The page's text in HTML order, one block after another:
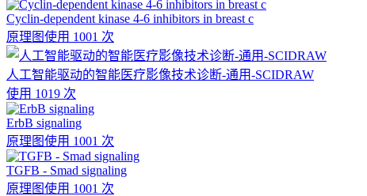
Cyclin-dependent kinase 4-6 inhibitors in breast c
原理图使用 1001 次
人工智能驱动的智能医疗影像技术诊断-通用-SCIDRAW
使用 1019 次
ErbB signaling
原理图使用 1001 次
TGFB - Smad signaling
原理图使用 1001 次